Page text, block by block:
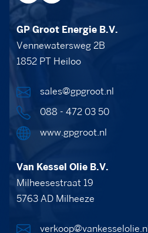
GP Groot Energie B.V.
Vennewatersweg 2B
1852 PT Heiloo
sales@gpgroot.nl
088 - 472 03 50
www.gpgroot.nl
Van Kessel Olie B.V.
Milheesestraat 19
5763 AD Milheeze
verkoop@vankesselolie.nl